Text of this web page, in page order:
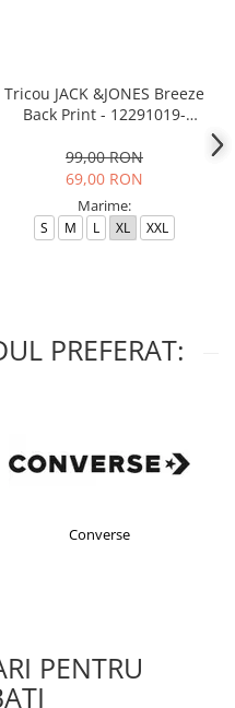
Tricou JACK &JONES Breeze
Back Print - 12291019-
99,00 RON
69,00 RON
Marime:
S M L XL XXL
PREFERAT:
Converse
PENTRU